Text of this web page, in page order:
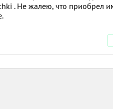
. Не жалею, что приобрел